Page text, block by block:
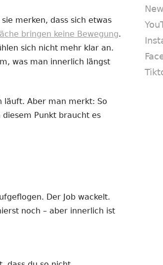
merken, dass sich etwas
bringen keine Bewegung.
sich nicht mehr klar an.
was man innerlich längst
läuft. Aber man merkt: So
Punkt braucht es
Der Job wackelt.
noch – aber innerlich ist